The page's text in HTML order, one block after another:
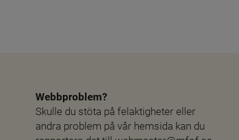
Webbproblem?
Skulle du stöta på felaktigheter eller
andra problem på vår hemsida kan du